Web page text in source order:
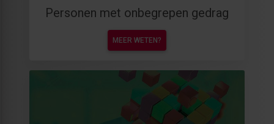
Personen met onbegrepen gedrag
MEER WETEN?